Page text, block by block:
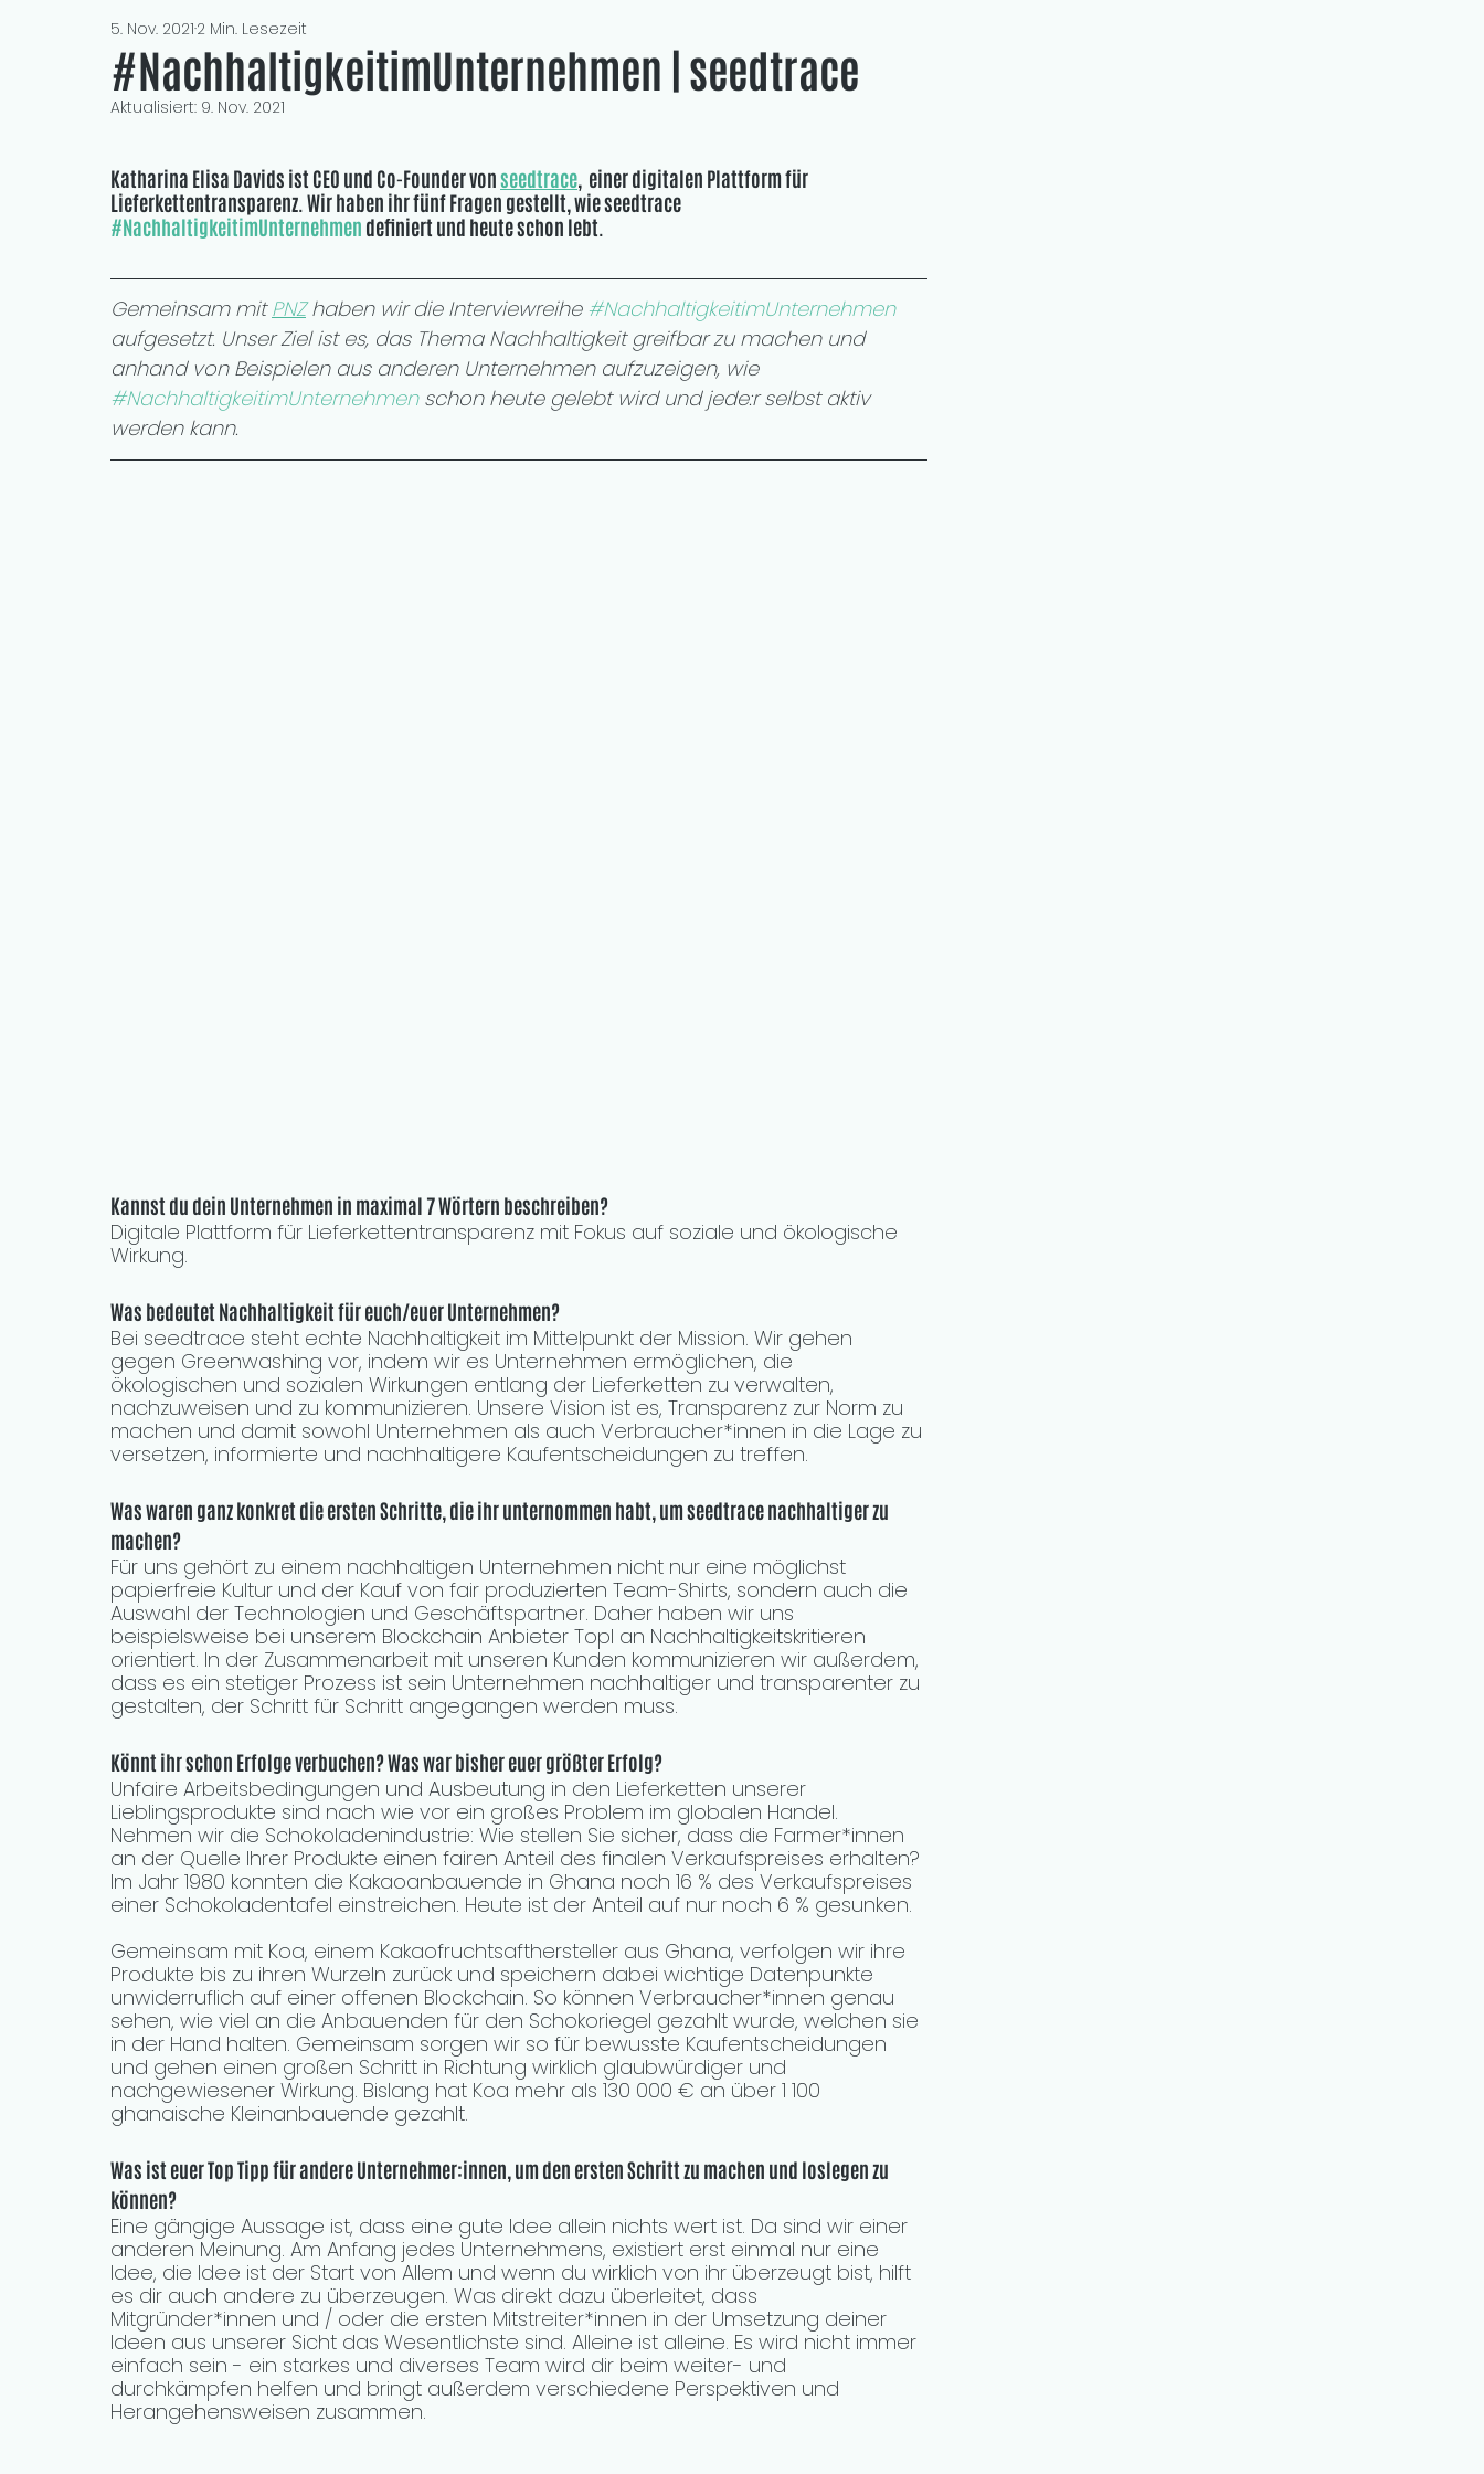
#NachhaltigkeitimUnternehmen | seedtrace
5. Nov. 2021 2 Min. Lesezeit
Aktualisiert: 9. Nov. 2021
Katharina Elisa Davids ist CEO und Co-Founder von seedtrace,  einer digitalen Plattform für
Lieferkettentransparenz. Wir haben ihr fünf Fragen gestellt, wie seedtrace
#NachhaltigkeitimUnternehmen definiert und heute schon lebt.
Gemeinsam mit PNZ haben wir die Interviewreihe #NachhaltigkeitimUnternehmen
aufgesetzt. Unser Ziel ist es, das Thema Nachhaltigkeit greifbar zu machen und
anhand von Beispielen aus anderen Unternehmen aufzuzeigen, wie
#NachhaltigkeitimUnternehmen schon heute gelebt wird und jede:r selbst aktiv
werden kann.
Kannst du dein Unternehmen in maximal 7 Wörtern beschreiben?
Digitale Plattform für Lieferkettentransparenz mit Fokus auf soziale und ökologische
Wirkung.
Was bedeutet Nachhaltigkeit für euch/euer Unternehmen?
Bei seedtrace steht echte Nachhaltigkeit im Mittelpunkt der Mission. Wir gehen
gegen Greenwashing vor, indem wir es Unternehmen ermöglichen, die
ökologischen und sozialen Wirkungen entlang der Lieferketten zu verwalten,
nachzuweisen und zu kommunizieren. Unsere Vision ist es, Transparenz zur Norm zu
machen und damit sowohl Unternehmen als auch Verbraucher*innen in die Lage zu
versetzen, informierte und nachhaltigere Kaufentscheidungen zu treffen.
Was waren ganz konkret die ersten Schritte, die ihr unternommen habt, um seedtrace nachhaltiger zu
machen?
Für uns gehört zu einem nachhaltigen Unternehmen nicht nur eine möglichst
papierfreie Kultur und der Kauf von fair produzierten Team-Shirts, sondern auch die
Auswahl der Technologien und Geschäftspartner. Daher haben wir uns
beispielsweise bei unserem Blockchain Anbieter Topl an Nachhaltigkeitskritieren
orientiert. In der Zusammenarbeit mit unseren Kunden kommunizieren wir außerdem,
dass es ein stetiger Prozess ist sein Unternehmen nachhaltiger und transparenter zu
gestalten, der Schritt für Schritt angegangen werden muss.
Könnt ihr schon Erfolge verbuchen? Was war bisher euer größter Erfolg?
Unfaire Arbeitsbedingungen und Ausbeutung in den Lieferketten unserer
Lieblingsprodukte sind nach wie vor ein großes Problem im globalen Handel.
Nehmen wir die Schokoladenindustrie: Wie stellen Sie sicher, dass die Farmer*innen
an der Quelle Ihrer Produkte einen fairen Anteil des finalen Verkaufspreises erhalten?
Im Jahr 1980 konnten die Kakaoanbauende in Ghana noch 16 % des Verkaufspreises
einer Schokoladentafel einstreichen. Heute ist der Anteil auf nur noch 6 % gesunken.
Gemeinsam mit Koa, einem Kakaofruchtsafthersteller aus Ghana, verfolgen wir ihre
Produkte bis zu ihren Wurzeln zurück und speichern dabei wichtige Datenpunkte
unwiderruflich auf einer offenen Blockchain. So können Verbraucher*innen genau
sehen, wie viel an die Anbauenden für den Schokoriegel gezahlt wurde, welchen sie
in der Hand halten. Gemeinsam sorgen wir so für bewusste Kaufentscheidungen
und gehen einen großen Schritt in Richtung wirklich glaubwürdiger und
nachgewiesener Wirkung. Bislang hat Koa mehr als 130 000 € an über 1 100
ghanaische Kleinanbauende gezahlt.
Was ist euer Top Tipp für andere Unternehmer:innen, um den ersten Schritt zu machen und loslegen zu
können?
Eine gängige Aussage ist, dass eine gute Idee allein nichts wert ist. Da sind wir einer
anderen Meinung. Am Anfang jedes Unternehmens, existiert erst einmal nur eine
Idee, die Idee ist der Start von Allem und wenn du wirklich von ihr überzeugt bist, hilft
es dir auch andere zu überzeugen. Was direkt dazu überleitet, dass
Mitgründer*innen und / oder die ersten Mitstreiter*innen in der Umsetzung deiner
Ideen aus unserer Sicht das Wesentlichste sind. Alleine ist alleine. Es wird nicht immer
einfach sein - ein starkes und diverses Team wird dir beim weiter- und
durchkämpfen helfen und bringt außerdem verschiedene Perspektiven und
Herangehensweisen zusammen.